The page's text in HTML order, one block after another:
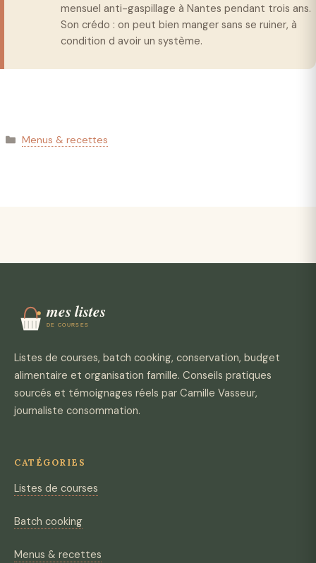
mensuel anti-gaspillage à Nantes pendant trois ans.
Son crédo : on peut bien manger sans se ruiner, à
condition d avoir un système.
Catégories
Menus & recettes
Listes de courses, batch cooking, conservation, budget
alimentaire et organisation famille. Conseils pratiques
sourcés et témoignages réels par Camille Vasseur,
journaliste consommation.
CATÉGORIES
Listes de courses
Batch cooking
Menus & recettes